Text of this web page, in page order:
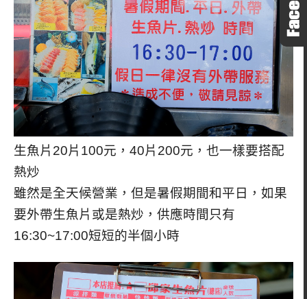
生魚片20片100元，40片200元，也一樣要搭配
熱炒
雖然是全天候營業，但是暑假期間和平日，如果
要外帶生魚片或是熱炒，供應時間只有
16:30~17:00短短的半個小時